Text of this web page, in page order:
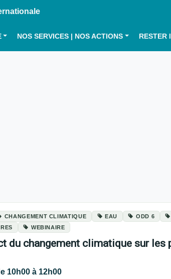
NOS SERVICES | NOS ACTIONS RESTER
CHANGEMENT CLIMATIQUE EAU ODD 6
WEBINAIRE
du changement climatique sur les
10h00 à 12h00